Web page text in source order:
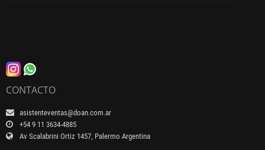
CONTACTO
asistenteventas@doan.com.ar
+54 9 11 3634-4885
Av Scalabrini Ortiz 1457, Palermo Argentina